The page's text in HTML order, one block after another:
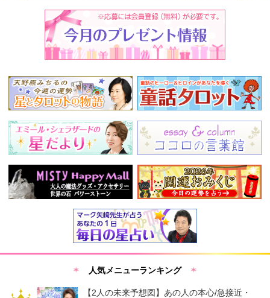
人気メニューランキング
【2人の未来予想図】あの人の本心/急接近・